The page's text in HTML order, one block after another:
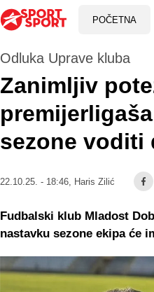
POČETNA
Odluka Uprave kluba
Zanimljiv
sezone voditi
22.10.25. - 18:46, Haris Zilić
Fudbalski klub Mladost
nastavku sezone ekipa će